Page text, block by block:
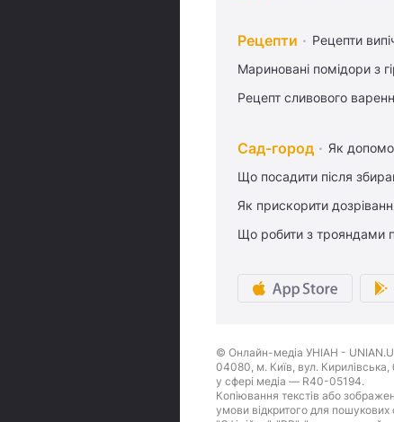
Рецепти Рецепти
Мариновані помідори з
Рецепт сливового
Сад-город Як
Що посадити після
Як прискорити
Що робити з трояндами
© Онлайн-медіа УНІАН -
04080, м. Київ, вул.
у сфері медіа — R40-05194.
Копіювання текстів або
умови відкритого для